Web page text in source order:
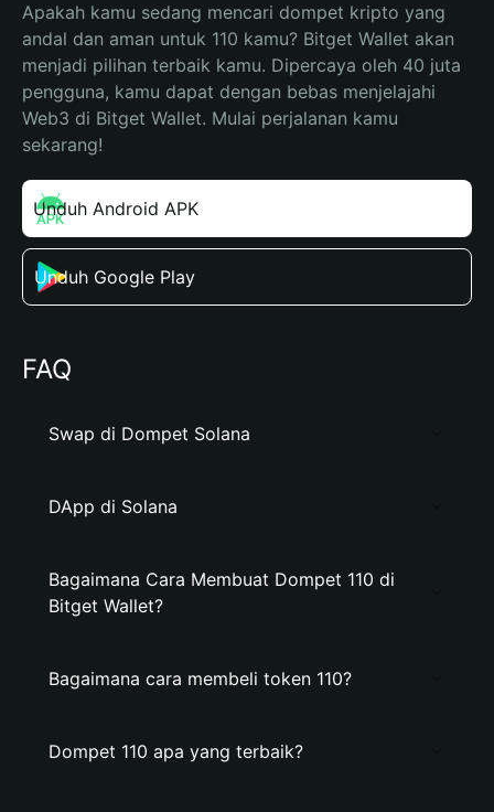
Apakah kamu sedang mencari dompet kripto yang
andal dan aman untuk 110 kamu? Bitget Wallet akan
menjadi pilihan terbaik kamu. Dipercaya oleh 40 juta
pengguna, kamu dapat dengan bebas menjelajahi
Web3 di Bitget Wallet. Mulai perjalanan kamu
sekarang!
Unduh Android APK
Unduh Google Play
FAQ
Swap di Dompet Solana
DApp di Solana
Bagaimana Cara Membuat Dompet 110 di
Bitget Wallet?
Bagaimana cara membeli token 110?
Dompet 110 apa yang terbaik?